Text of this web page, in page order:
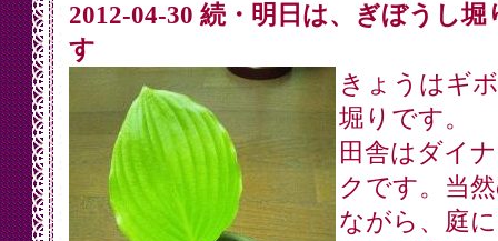
2012-04-30 続・明日は、ぎぼうし堀
す
きょうはギ
堀りです。
田舎はダイ
クです。当
ながら、庭